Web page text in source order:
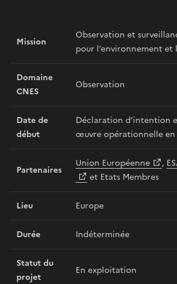
Mission
Observation et
pour l’environnement et
Domaine
CNES
Observation
Date de
début
Déclaration d’intention
œuvre opérationnelle en
Partenaires
Union Européenne ,
et Etats Membres
Lieu Europe
Durée Indéterminée
Statut du
projet
En exploitation